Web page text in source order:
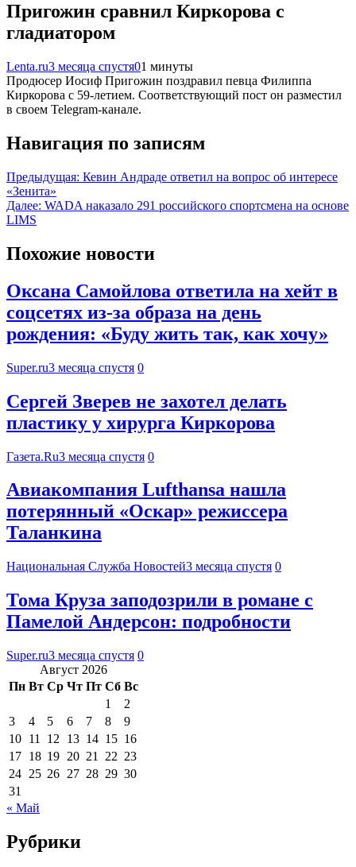
Пригожин сравнил Киркорова с
гладиатором
Lenta.ru3 месяца спустя01 минуты
Продюсер Иосиф Пригожин поздравил певца Филиппа
Киркорова с 59-летием. Соответствующий пост он разместил
в своем Telegram-канале.
Навигация по записям
Предыдущая: Кевин Андраде ответил на вопрос об интересе
«Зенита»
Далее: WADA наказало 291 российского спортсмена на основе
LIMS
Похожие новости
Оксана Самойлова ответила на хейт в
соцсетях из-за образа на день
рождения: «Буду жить так, как хочу»
Super.ru3 месяца спустя 0
Сергей Зверев не захотел делать
пластику у хирурга Киркорова
Газета.Ru3 месяца спустя 0
Авиакомпания Lufthansa нашла
потерянный «Оскар» режиссера
Таланкина
Национальная Служба Новостей3 месяца спустя 0
Тома Круза заподозрили в романе с
Памелой Андерсон: подробности
Super.ru3 месяца спустя 0
Август 2026
Пн Вт Ср Чт Пт Сб Вс
1
2
3
4 5 6 7 8
9
10 11 12 13 14 15 16
17 18 19 20 21 22 23
24 25 26 27 28 29 30
31
« Май
Рубрики